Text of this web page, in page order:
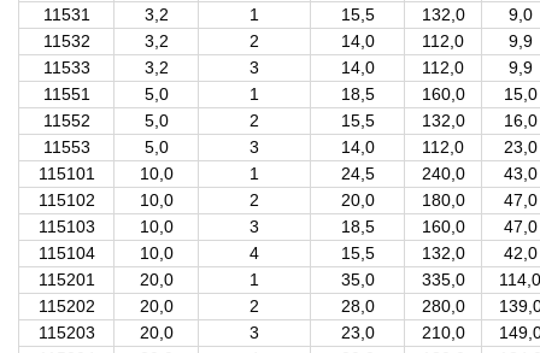
11531
3,2 1 15,5 132,0
9,0
11532
3,2 2 14,0 112,0
9,9
11533
3,2 3 14,0 112,0
9,9
11551
5,0 1 18,5 160,0
15,0
11552
5,0 2 15,5 132,0
16,0
11553
5,0 3 14,0 112,0
23,0
115101
10,0 1 24,5 240,0
43,0
115102
10,0 2 20,0 180,0
47,0
115103
10,0 3 18,5 160,0
47,0
115104
10,0 4 15,5 132,0
42,0
115201
20,0 1 35,0 335,0
114,0
115202
20,0 2 28,0 280,0
115203
20,0 3 23,0 210,0